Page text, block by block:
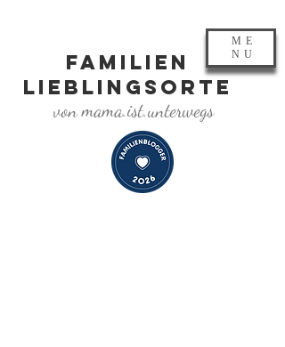
FAMILIEN
LIEBLINGSORTE
von mama.ist.unterwegs
ME
NU